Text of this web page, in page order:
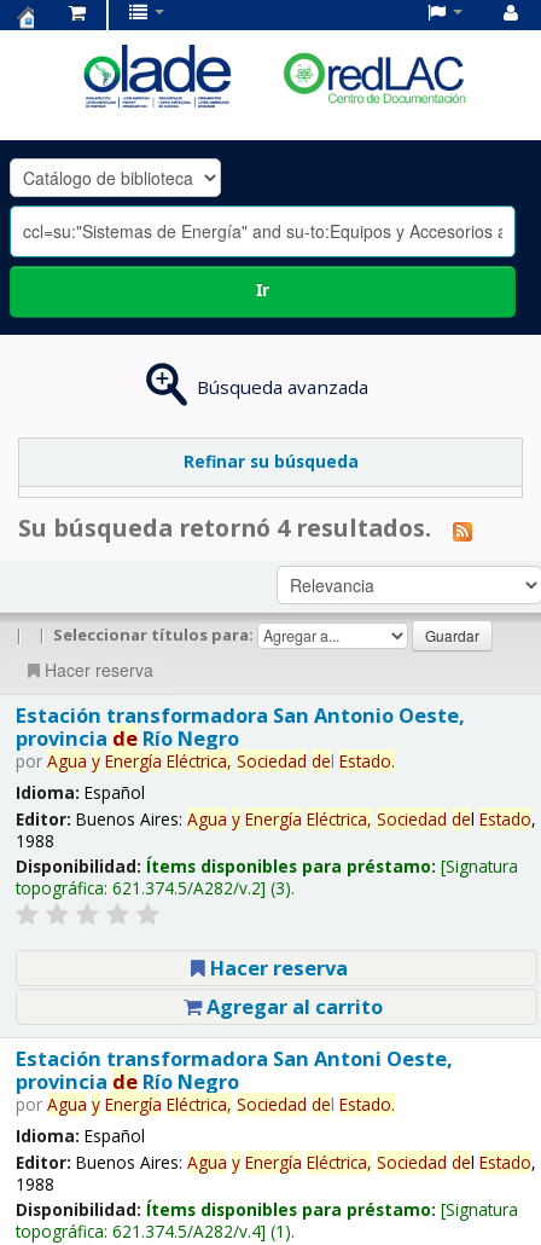
OLADE
-
Ir
Búsqueda avanzada
Refinar su búsqueda
Su búsqueda retornó 4 resultados.
| | Seleccionar títulos para:
Hacer reserva
Estación transformadora San Antonio Oeste,
provincia deRío Negro
por Agua y Energía Eléctrica, Sociedad del Estado.
Idioma: Español
Editor: Buenos Aires: Agua y Energía Eléctrica, Sociedad del Estado,
1988
Disponibilidad: Ítems disponibles para préstamo: Signatura
topográfica: 621.374.5/A282/v.2 (3).
Hacer reserva
Agregar al carrito
Estación transformadora San Antoni Oeste,
provincia deRío Negro
por Agua y Energía Eléctrica, Sociedad del Estado.
Idioma: Español
Editor: Buenos Aires: Agua y Energía Eléctrica, Sociedad del Estado,
1988
Disponibilidad: Ítems disponibles para préstamo: Signatura
topográfica: 621.374.5/A282/v.4 (1).